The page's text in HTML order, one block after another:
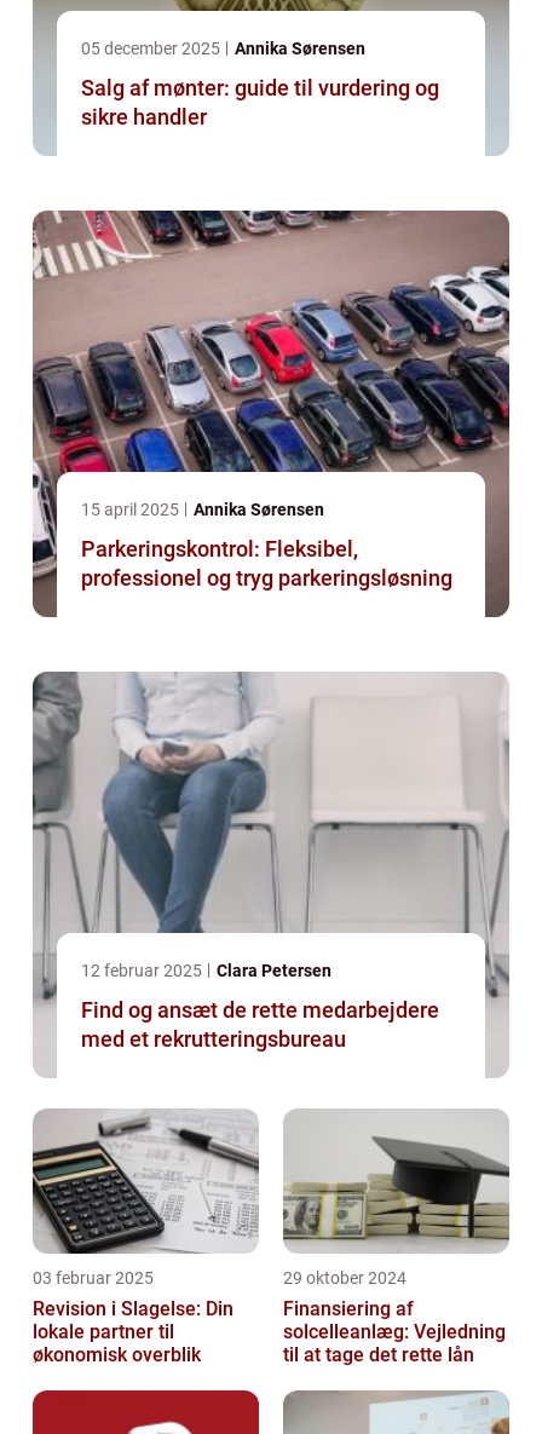
05 december 2025 Annika Sørensen
Salg af mønter: guide til vurdering og
sikre handler
15 april 2025 Annika Sørensen
Parkeringskontrol: Fleksibel,
professionel og tryg parkeringsløsning
12 februar 2025 Clara Petersen
Find og ansæt de rette medarbejdere
med et rekrutteringsbureau
03 februar 2025
Revision i Slagelse: Din
lokale partner til
økonomisk overblik
29 oktober 2024
Finansiering af
solcelleanlæg: Vejledning
til at tage det rette lån